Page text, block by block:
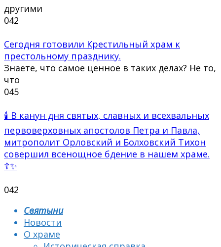
другими
042
Сегодня готовили Крестильный храм к
престольному празднику.
Знаете, что самое ценное в таких делах? Не то,
что
045
🕯 В канун дня святых, славных и всехвальных
первоверховных апостолов Петра и Павла,
митрополит Орловский и Болховский Тихон
совершил всенощное бдение в нашем храме.
☦✨
042
Святыни
Новости
О храме